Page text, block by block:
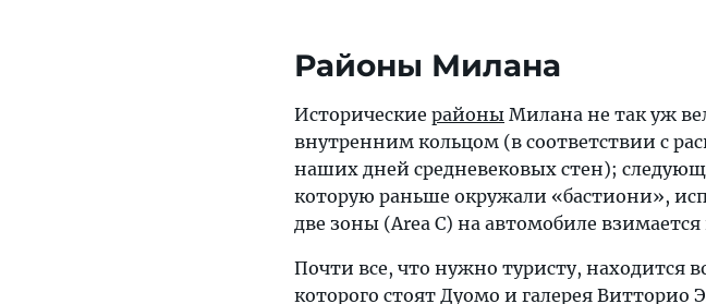
Районы Милана
Исторические районы Милана не так уж
внутренним кольцом (в соответствии с
наших дней средневековых стен);
которую раньше окружали «бастиони»,
две зоны (Area C) на автомобиле взимается
Почти все, что нужно туристу, находится
которого стоят Дуомо и галерея Витторио